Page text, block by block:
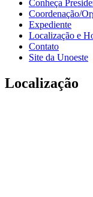
Conheça
Coordenação/
Expediente
Localização e
Contato
Site da Unoeste
Localização